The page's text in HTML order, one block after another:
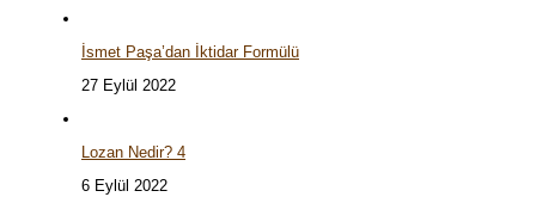
İsmet Paşa’dan İktidar Formülü
27 Eylül 2022
Lozan Nedir? 4
6 Eylül 2022